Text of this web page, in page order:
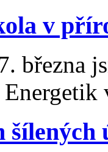
v
března
šílených